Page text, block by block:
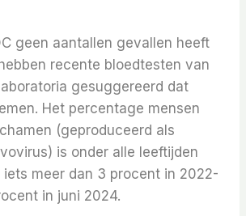
geen aantallen gevallen heeft
recente bloedtesten van
gesuggereerd dat
Het percentage mensen
(geproduceerd als
is onder alle leeftijden
meer dan 3 procent in 2022-
in juni 2024.